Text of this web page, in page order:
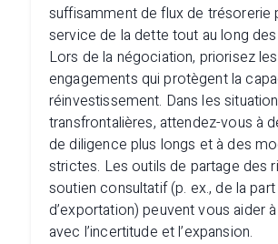
suffisamment de flux de trésorerie
service de la dette tout au long
Lors de la négociation, priorisez les
engagements qui protègent la
réinvestissement. Dans les
transfrontalières, attendez-vous à
de diligence plus longs et à des
strictes. Les outils de partage des
soutien consultatif (p. ex., de la part
d’exportation) peuvent vous aider
avec l’incertitude et l’expansion.